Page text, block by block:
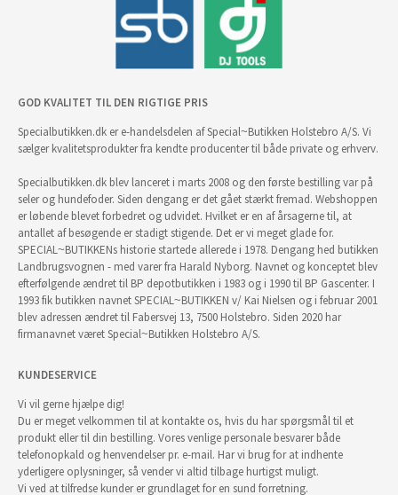
GOD KVALITET TIL DEN RIGTIGE PRIS
Specialbutikken.dk er e-handelsdelen af Special~Butikken Holstebro A/S. Vi
sælger kvalitetsprodukter fra kendte producenter til både private og erhverv.
Specialbutikken.dk blev lanceret i marts 2008 og den første bestilling var på
seler og hundefoder. Siden dengang er det gået stærkt fremad. Webshoppen
er løbende blevet forbedret og udvidet. Hvilket er en af årsagerne til, at
antallet af besøgende er stadigt stigende. Det er vi meget glade for.
SPECIAL~BUTIKKENs historie startede allerede i 1978. Dengang hed butikken
Landbrugsvognen - med varer fra Harald Nyborg. Navnet og konceptet blev
efterfølgende ændret til BP depotbutikken i 1983 og i 1990 til BP Gascenter. I
1993 fik butikken navnet SPECIAL~BUTIKKEN v/ Kai Nielsen og i februar 2001
blev adressen ændret til Fabersvej 13, 7500 Holstebro. Siden 2020 har
firmanavnet været Special~Butikken Holstebro A/S.
KUNDESERVICE
Vi vil gerne hjælpe dig!
Du er meget velkommen til at kontakte os, hvis du har spørgsmål til et
produkt eller til din bestilling. Vores venlige personale besvarer både
telefonopkald og henvendelser pr. e-mail. Har vi brug for at indhente
yderligere oplysninger, så vender vi altid tilbage hurtigst muligt.
Vi ved at tilfredse kunder er grundlaget for en sund forretning.